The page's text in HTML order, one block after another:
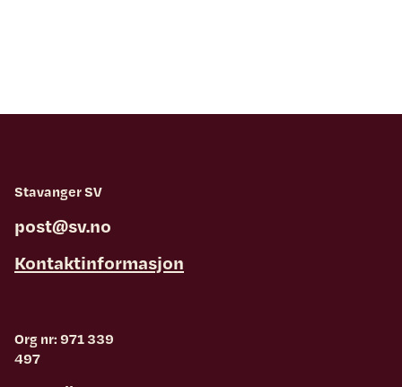
Stavanger SV
post@sv.no
Kontaktinformasjon
Org nr: 971 339
497